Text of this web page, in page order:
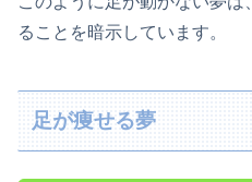
ることを暗示しています。
足が痩せる夢